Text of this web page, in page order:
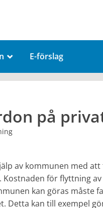
_ E-förslag
på
av kommunen med
för flyttning
kan göras måste
kan till exempel